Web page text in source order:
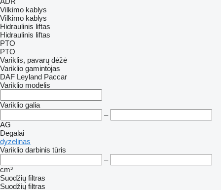
Vilkimo kablys
Vilkimo kablys
Hidraulinis liftas
Hidraulinis liftas
PTO
PTO
Variklis, pavarų dėžė
Variklio gamintojas
DAF Leyland Paccar
Variklio modelis
Variklio galia
–
AG
Degalai
dyzelinas
Variklio darbinis tūris
–
cm³
Suodžių filtras
Suodžių filtras